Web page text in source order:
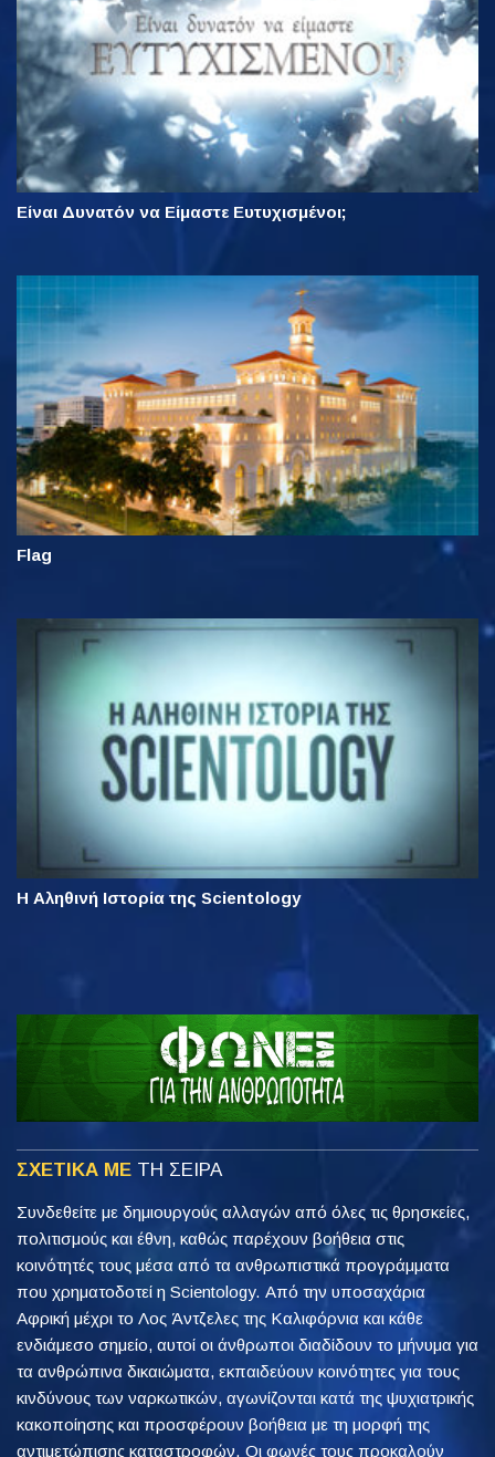
Είναι Δυνατόν να Είμαστε Ευτυχισμένοι;
Flag
Η Αληθινή Ιστορία της Scientology
ΣΧΕΤΙΚΑ ΜΕ ΤΗ ΣΕΙΡΑ
Συνδεθείτε με δημιουργούς αλλαγών από όλες τις θρησκείες,
πολιτισμούς και έθνη, καθώς παρέχουν βοήθεια στις
κοινότητές τους μέσα από τα ανθρωπιστικά προγράμματα
που χρηματοδοτεί η Scientology. Από την υποσαχάρια
Αφρική μέχρι το Λος Άντζελες της Καλιφόρνια και κάθε
ενδιάμεσο σημείο, αυτοί οι άνθρωποι διαδίδουν το μήνυμα για
τα ανθρώπινα δικαιώματα, εκπαιδεύουν κοινότητες για τους
κινδύνους των ναρκωτικών, αγωνίζονται κατά της ψυχιατρικής
κακοποίησης και προσφέρουν βοήθεια με τη μορφή της
αντιμετώπισης καταστροφών. Οι φωνές τους προκαλούν